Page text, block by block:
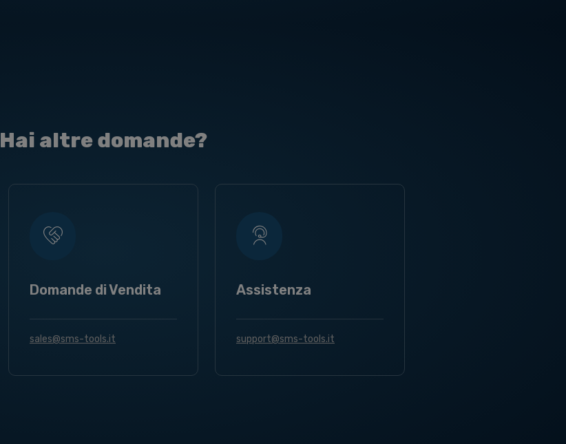
Hai altre domande?
Domande di Vendita
sales@sms-tools.it
Assistenza
support@sms-tools.it